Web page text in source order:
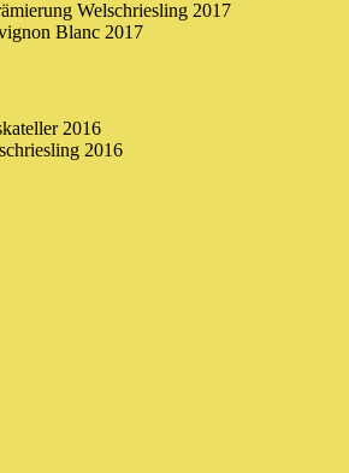
Welschriesling 2017
Blanc 2017
2016
2016